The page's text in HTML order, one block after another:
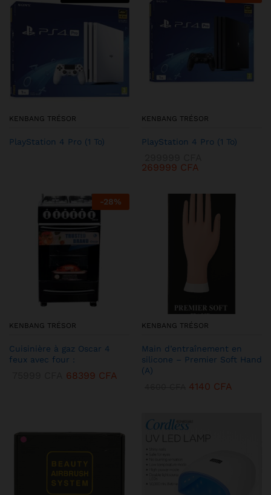
KENBANG TRÉSOR
PlayStation 4 Pro (1 To)
KENBANG TRÉSOR
PlayStation 4 Pro (1 To)
269999 CFA
-28%
KENBANG TRÉSOR
Cuisinière à gaz Oscar 4
feux avec four :
68399 CFA
KENBANG TRÉSOR
Main d’entraînement en
silicone – Premier Soft Hand
(A)
4140 CFA